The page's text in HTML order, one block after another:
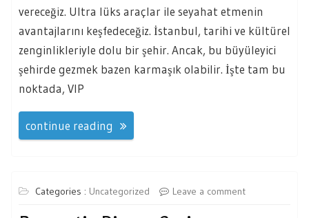
vereceğiz. Ultra lüks araçlar ile seyahat etmenin
avantajlarını keşfedeceğiz. İstanbul, tarihi ve kültürel
zenginlikleriyle dolu bir şehir. Ancak, bu büyüleyici
şehirde gezmek bazen karmaşık olabilir. İşte tam bu
noktada, VIP
continue reading
Categories : Uncategorized Leave a comment